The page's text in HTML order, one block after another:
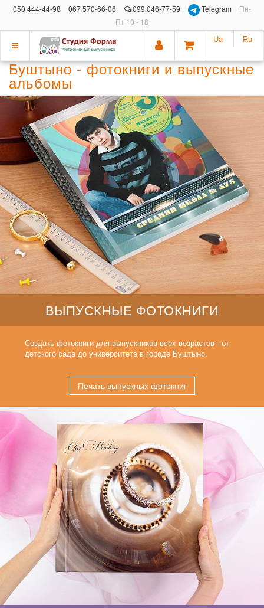
050 444-44-98 067 570-66-06 099 046-77-59 Telegram
Пн-
Пт 10 - 18
Показать
меню
Ua Ru
Буштыно - фотокниги и выпускные
альбомы
ВЫПУСКНЫЕ ФОТОКНИГИ
Создать фотокниги для выпускников всех возрастов - от
детского сада до университета в городе Буштыно.
Печать выпускных фотокниг